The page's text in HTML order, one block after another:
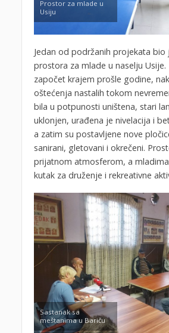
Prostor za mlade u
Usiju
Jedan od podržanih projekata bio
prostora za mlade u naselju Usije.
započet krajem prošle godine,
oštećenja nastalih tokom
bila u potpunosti uništena, stari
uklonjen, urađena je nivelacija i
a zatim su postavljene nove
sanirani, gletovani i okrečeni.
prijatnom atmosferom, a
kutak za druženje i rekreativne
Sastanak sa
meštanima u Bariču